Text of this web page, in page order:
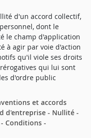
d'un accord collectif,
dont le
le champ d'application
à agir par voie d'action
qu'il viole ses droits
qui lui sont
d'ordre public
et accords
d'entreprise - Nullité -
Conditions -